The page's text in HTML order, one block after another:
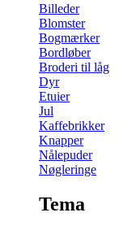
Billeder
Blomster
Bogmærker
Bordløber
Broderi til låg
Dyr
Etuier
Jul
Kaffebrikker
Knapper
Nålepuder
Nøgleringe
Tema